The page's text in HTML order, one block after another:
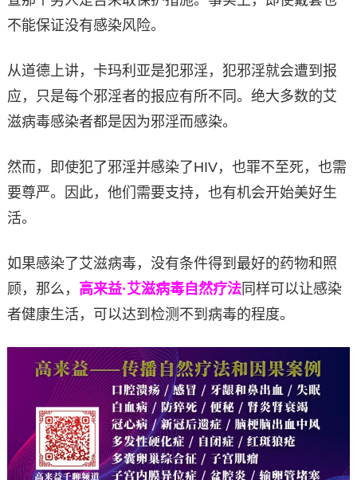
不能保证没有感染风险。
从道德上讲，卡玛利亚是犯邪淫，犯邪淫就会遭到报
应，只是每个邪淫者的报应有所不同。绝大多数的艾
滋病毒感染者都是因为邪淫而感染。
然而，即使犯了邪淫并感染了HIV，也罪不至死，也需
要尊严。因此，他们需要支持，也有机会开始美好生
活。
如果感染了艾滋病毒，没有条件得到最好的药物和照
顾，那么， 高来益·艾滋病毒自然疗法同样可以让感染
者健康生活，可以达到检测不到病毒的程度。